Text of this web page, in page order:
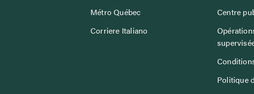
Métro Québec
Corriere Italiano
Centre
Politique